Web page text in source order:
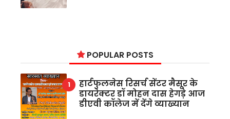
POPULAR POSTS
हार्टफुलनेस रिसर्च सेंटर मैसूर के
डायरेक्टर डॉ मोहन दास हेगड़े आज
डीएवी कॉलेज में देंगे व्याख्यान